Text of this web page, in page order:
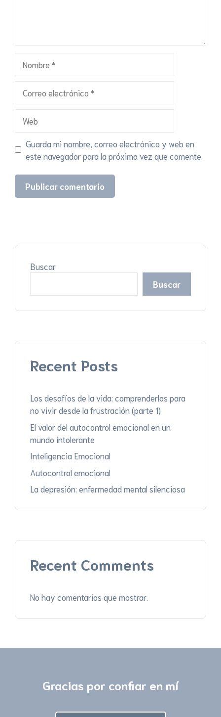
electrónico
Guarda mi nombre, correo electrónico y web en
este navegador para la próxima vez que comente.
Buscar
Buscar
Recent Posts
Los desafíos de la vida: comprenderlos para
no vivir desde la frustración (parte 1)
El valor del autocontrol emocional en un
mundo intolerante
Inteligencia Emocional
Autocontrol emocional
La depresión: enfermedad mental silenciosa
Recent Comments
No hay comentarios que mostrar.
Gracias por confiar en mí